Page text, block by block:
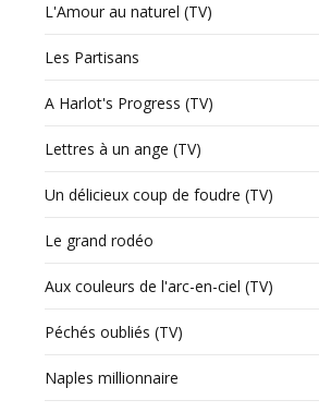
L'Amour au naturel (TV)
Les Partisans
A Harlot's Progress (TV)
Lettres à un ange (TV)
Un délicieux coup de foudre (TV)
Le grand rodéo
Aux couleurs de l'arc-en-ciel (TV)
Péchés oubliés (TV)
Naples millionnaire